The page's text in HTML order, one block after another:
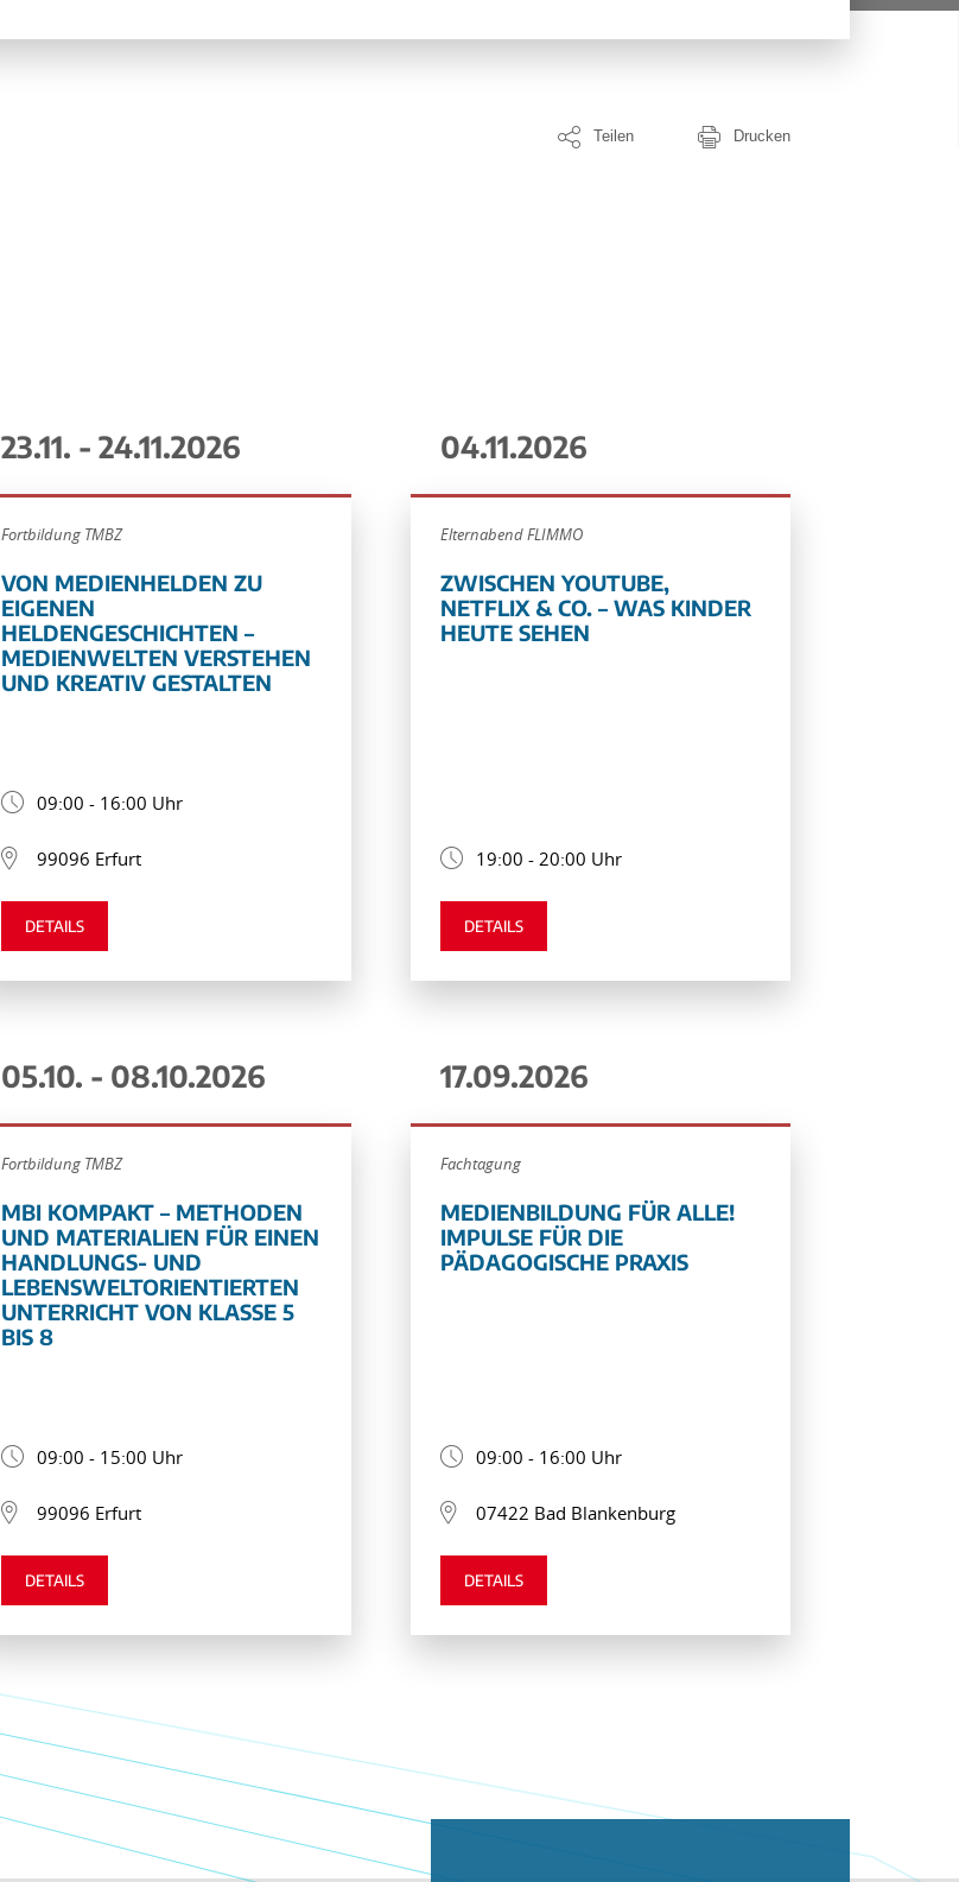
Teilen Drucken
23.11. - 24.11.2026
Fortbildung TMBZ
VON MEDIENHELDEN ZU
EIGENEN
HELDENGESCHICHTEN –
MEDIENWELTEN VERSTEHEN
UND KREATIV GESTALTEN
09:00 - 16:00 Uhr
99096 Erfurt
DETAILS
04.11.2026
Elternabend FLIMMO
ZWISCHEN YOUTUBE,
NETFLIX & CO. – WAS KINDER
HEUTE SEHEN
19:00 - 20:00 Uhr
DETAILS
05.10. - 08.10.2026
Fortbildung TMBZ
MBI KOMPAKT – METHODEN
UND MATERIALIEN FÜR EINEN
HANDLUNGS- UND
LEBENSWELTORIENTIERTEN
UNTERRICHT VON KLASSE 5
BIS 8
09:00 - 15:00 Uhr
99096 Erfurt
DETAILS
17.09.2026
Fachtagung
MEDIENBILDUNG FÜR ALLE!
IMPULSE FÜR DIE
PÄDAGOGISCHE PRAXIS
09:00 - 16:00 Uhr
07422 Bad Blankenburg
DETAILS